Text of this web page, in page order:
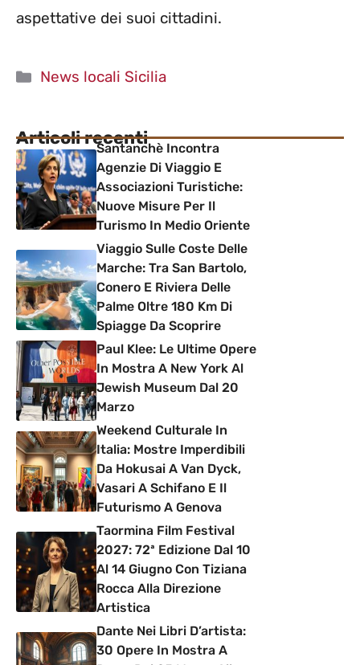
aspettative dei suoi cittadini.
Categorie
News locali Sicilia
Articoli recentiSantanchè Incontra
Agenzie Di Viaggio E
Associazioni Turistiche:
Nuove Misure Per Il
Turismo In Medio Oriente
Viaggio Sulle Coste Delle
Marche: Tra San Bartolo,
Conero E Riviera Delle
Palme Oltre 180 Km Di
Spiagge Da Scoprire
Paul Klee: Le Ultime Opere
In Mostra A New York Al
Jewish Museum Dal 20
Marzo
Weekend Culturale In
Italia: Mostre Imperdibili
Da Hokusai A Van Dyck,
Vasari A Schifano E Il
Futurismo A Genova
Taormina Film Festival
2027: 72ª Edizione Dal 10
Al 14 Giugno Con Tiziana
Rocca Alla Direzione
Artistica
Dante Nei Libri D’artista:
30 Opere In Mostra A